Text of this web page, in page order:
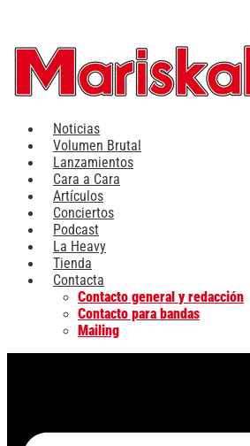
contenido
Noticias
Volumen Brutal
Lanzamientos
Cara a Cara
Artículos
Conciertos
Podcast
La Heavy
Tienda
Contacta
Contacto general y redacción
Contacto para bandas
Mailing